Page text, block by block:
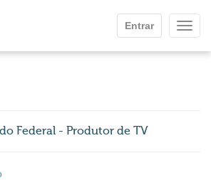
Entrar
Federal - Produtor de TV